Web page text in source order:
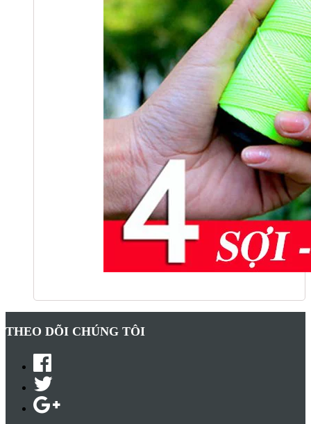
THEO DÕI CHÚNG TÔI